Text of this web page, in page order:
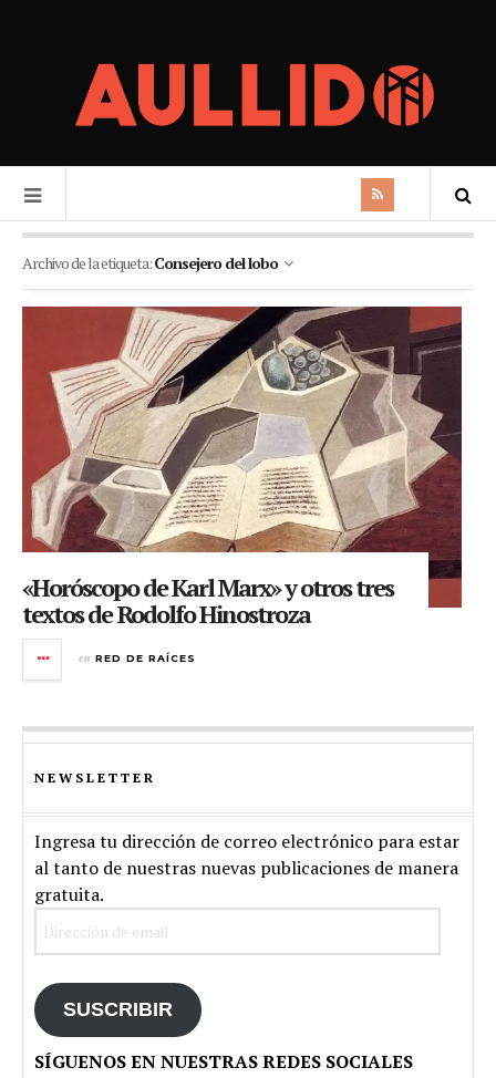
Archivo de la etiqueta:Consejero del lobo
«Horóscopo de Karl Marx» y otros tres
textos de Rodolfo Hinostroza
en RED DE RAÍCES
NEWSLETTER
Ingresa tu dirección de correo electrónico para estar
al tanto de nuestras nuevas publicaciones de manera
gratuita.
SUSCRIBIR
SÍGUENOS EN NUESTRAS REDES SOCIALES